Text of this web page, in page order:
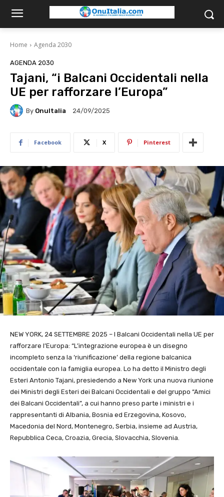
Home Agenda 2030
AGENDA 2030
Tajani, “i Balcani Occidentali nella
UE per rafforzare l’Europa”
By OnuItalia 24/09/2025
Facebook X Pinterest
NEW YORK, 24 SETTEMBRE 2025 – I Balcani Occidentali nella UE per
rafforzare l’Europa: “L’integrazione europea è un disegno
incompleto senza la ‘riunificazione’ della regione balcanica
occidentale con la famiglia europea. Lo ha detto il Ministro degli
Esteri Antonio Tajani, presiedendo a New York una nuova riunione
dei Ministri degli Esteri dei Balcani Occidentali e del gruppo “Amici
dei Balcani Occidentali”, a cui hanno preso parte i ministri e i
rappresentanti di Albania, Bosnia ed Erzegovina, Kosovo,
Macedonia del Nord, Montenegro, Serbia, insieme ad Austria,
Repubblica Ceca, Croazia, Grecia, Slovacchia, Slovenia.